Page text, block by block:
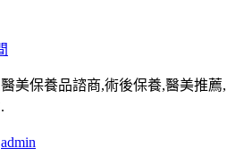
美保養品諮商,術後保養,醫美推薦,
admin